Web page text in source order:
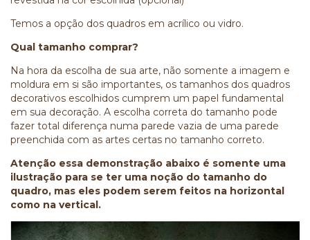
Temos a opção dos quadros em acrílico ou vidro.
Qual tamanho comprar?
Na hora da escolha de sua arte, não somente a imagem e
moldura em si são importantes, os tamanhos dos quadros
decorativos escolhidos cumprem um papel fundamental
em sua decoração. A escolha correta do tamanho pode
fazer total diferença numa parede vazia de uma parede
preenchida com as artes certas no tamanho correto.
Atenção essa demonstração abaixo é somente uma
ilustração para se ter uma noção do tamanho do
quadro, mas eles podem serem feitos na horizontal
como na vertical.